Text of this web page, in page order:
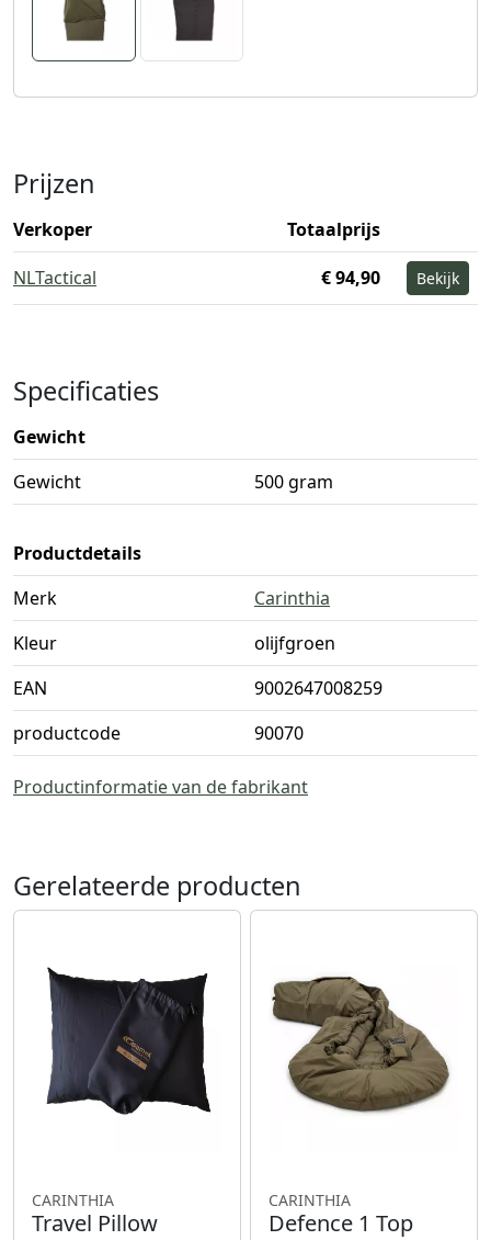
Prijzen
Verkoper
Totaalprijs
NLTactical
€ 94,90 Bekijk
Specificaties
Gewicht
Gewicht
500 gram
Productdetails
Merk
Carinthia
Kleur
olijfgroen
EAN
9002647008259
productcode
90070
Productinformatie van de fabrikant
Gerelateerde producten
CARINTHIA
Travel Pillow
CARINTHIA
Defence 1 Top